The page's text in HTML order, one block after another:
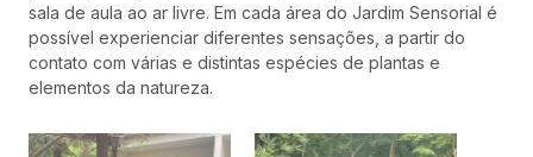
sala de aula ao ar livre. Em cada área do Jardim Sensorial é
possível experienciar diferentes sensações, a partir do
contato com várias e distintas espécies de plantas e
elementos da natureza.